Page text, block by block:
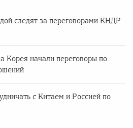
следят за переговорами КНДР
Корея начали переговоры по
с Китаем и Россией по